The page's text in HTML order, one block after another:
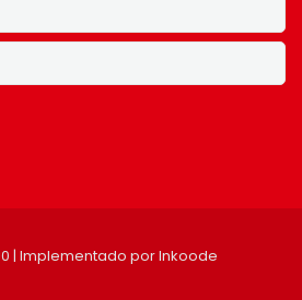
| Implementado porInkoode